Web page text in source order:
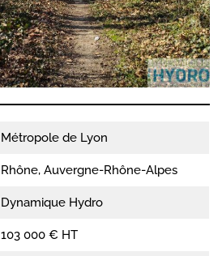
Métropole de Lyon
Rhône, Auvergne-Rhône-Alpes
Dynamique Hydro
103 000 € HT